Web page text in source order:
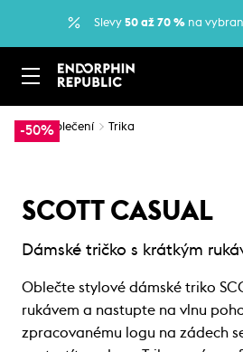
Slevy 50 až 70 % na
-50%
… Oblečení Trika
SCOTT CASUAL
Dámské tričko s krátkým
Oblečte stylové dámské triko
rukávem a nastupte na vlnu
zpracovanému logu na zádech